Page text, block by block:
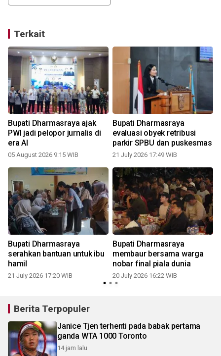
Terkait
Bupati Dharmasraya ajak
PWI jadi pelopor jurnalis di
era AI
05 August 2026 9:15 WIB
Bupati Dharmasraya
evaluasi obyek retribusi
parkir SPBU dan puskesmas
21 July 2026 17:49 WIB
Bupati Dharmasraya
serahkan bantuan untuk ibu
hamil
21 July 2026 17:20 WIB
Bupati Dharmasraya
membaur bersama warga
nobar final piala dunia
20 July 2026 16:22 WIB
Berita Terpopuler
Janice Tjen terhenti pada babak pertama
ganda WTA 1000 Toronto
14 jam lalu